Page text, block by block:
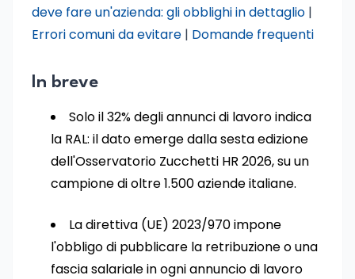
deve fare un'azienda: gli obblighi in dettaglio |
Errori comuni da evitare | Domande frequenti
In breve
Solo il 32% degli annunci di lavoro indica
la RAL: il dato emerge dalla sesta edizione
dell'Osservatorio Zucchetti HR 2026, su un
campione di oltre 1.500 aziende italiane.
La direttiva (UE) 2023/970 impone
l'obbligo di pubblicare la retribuzione o una
fascia salariale in ogni annuncio di lavoro